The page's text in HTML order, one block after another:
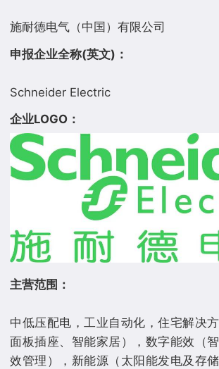
申报企业全称(英文)：
企业LOGO：
主营范围：
中低压配电，工业自动化，住宅解决
面板插座、智能家居），数字能效（
效管理），新能源（太阳能发电及存